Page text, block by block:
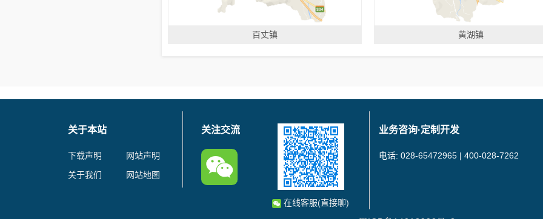
百丈镇 黄湖镇
关于本站
下载声明
网站声明
关于我们
网站地图
关注交流
在线客服(直接聊)
业务咨询·定制开发
电话: 028-65472965 | 400-028-7262